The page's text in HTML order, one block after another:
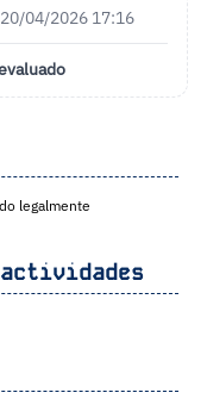
04/2026 17:16
legalmente